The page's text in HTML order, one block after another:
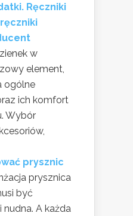
Ręczniki
w
element,
ogólne
ich komfort
Wybór
prysznic
prysznica
być
A każda